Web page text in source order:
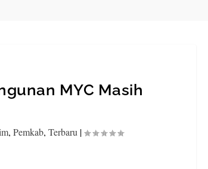
MYC Masih
, Pemkab, Terbaru |